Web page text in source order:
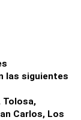
las siguientes
Tolosa,
Carlos, Los